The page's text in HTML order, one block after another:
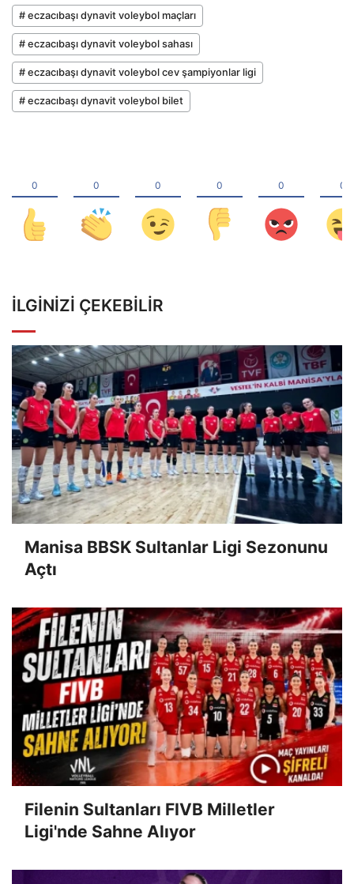
# eczacıbaşı dynavit voleybol maçları
# eczacıbaşı dynavit voleybol sahası
# eczacıbaşı dynavit voleybol cev şampiyonlar ligi
# eczacıbaşı dynavit voleybol bilet
İLGINIZI ÇEKEBILIR
Manisa BBSK Sultanlar Ligi Sezonunu
Açtı
Filenin Sultanları FIVB Milletler
Ligi'nde Sahne Alıyor